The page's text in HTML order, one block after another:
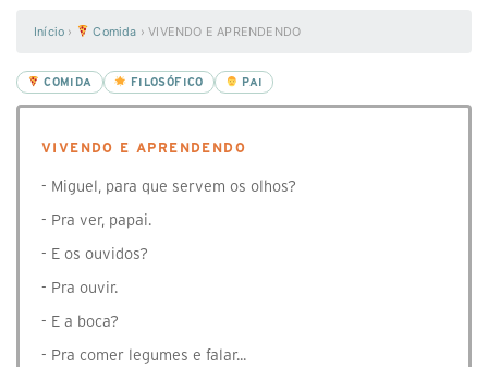
Início › Comida ›VIVENDO E APRENDENDO
COMIDA FILOSÓFICO PAI
VIVENDO E APRENDENDO
- Miguel, para que servem os olhos?
- Pra ver, papai.
- E os ouvidos?
- Pra ouvir.
- E a boca?
- Pra comer legumes e falar...